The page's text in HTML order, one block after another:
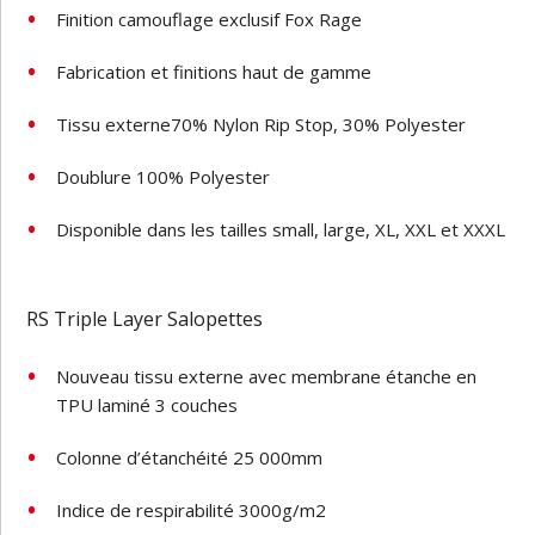
Finition camouflage exclusif Fox Rage
Fabrication et finitions haut de gamme
Tissu externe70% Nylon Rip Stop, 30% Polyester
Doublure 100% Polyester
Disponible dans les tailles small, large, XL, XXL et XXXL
RS Triple Layer Salopettes
Nouveau tissu externe avec membrane étanche en
TPU laminé 3 couches
Colonne d’étanchéité 25 000mm
Indice de respirabilité 3000g/m2